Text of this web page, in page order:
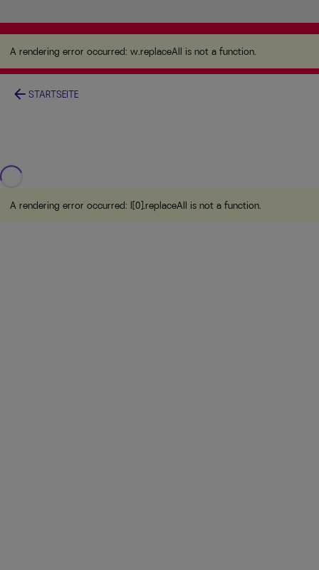
A rendering error occurred:w.replaceAll is not a
function.
A rendering error occurred: w.replaceAll is not a function.
arrow_back STARTSEITE
A rendering error occurred: l[0].replaceAll is not a function.